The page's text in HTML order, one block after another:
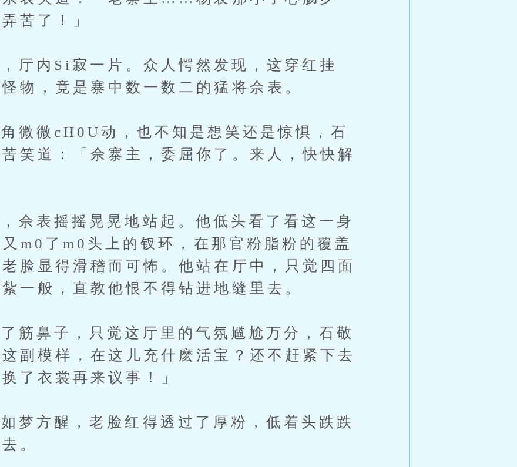
苦了！」
Si寂一片。众人愕然发现，这穿红挂
物，竟是寨中数一数二的猛将佘表。
cH0U动，也不知是想笑还是惊惧，石
笑道：「佘寨主，委屈你了。来人，快快解
摇摇晃晃地站起。他低头看了看这一身
m0了m0头上的钗环，在那官粉脂粉的覆盖
脸显得滑稽而可怖。他站在厅中，只觉四面
一般，直教他恨不得钻进地缝里去。
子，只觉这厅里的气氛尴尬万分，石敬
副模样，在这儿充什麽活宝？还不赶紧下去
了衣裳再来议事！」
醒，老脸红得透过了厚粉，低着头跌跌
。